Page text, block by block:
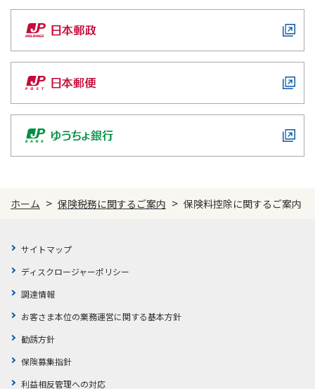
ラジオ体操・みんなの体操
ラジオ体操ポータルサイト
かんぽジャンクション
ホーム > 保険税務に関するご案内 > 保険料控除に関するご案内
サイトマップ
ディスクロージャーポリシー
調達情報
お客さま本位の業務運営に関する基本方針
勧誘方針
保険募集指針
利益相反管理への対応